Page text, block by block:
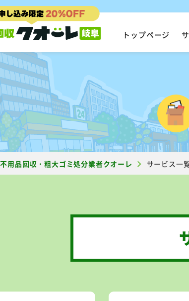
トップページ
用品回収・粗大ゴミ処分業者クオーレ サービス一